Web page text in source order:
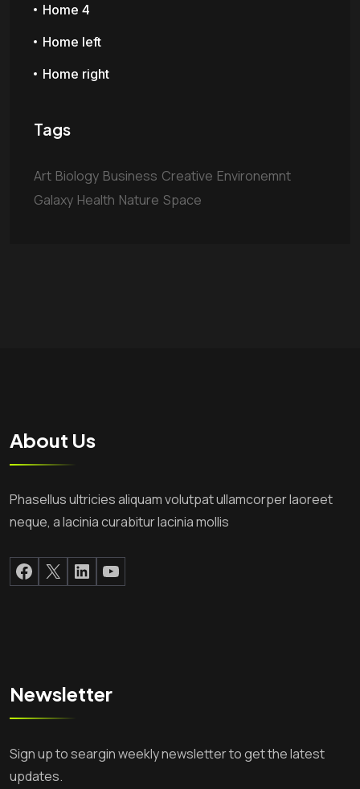
Home 4
Home left
Home right
Tags
Art Biology Business Creative Environemnt
Galaxy Health Nature Space
About Us
Phasellus ultricies aliquam volutpat ullamcorper laoreet
neque, a lacinia curabitur lacinia mollis
Facebook
X LinkedIn
YouTube
Newsletter
Sign up to seargin weekly newsletter to get the latest
updates.